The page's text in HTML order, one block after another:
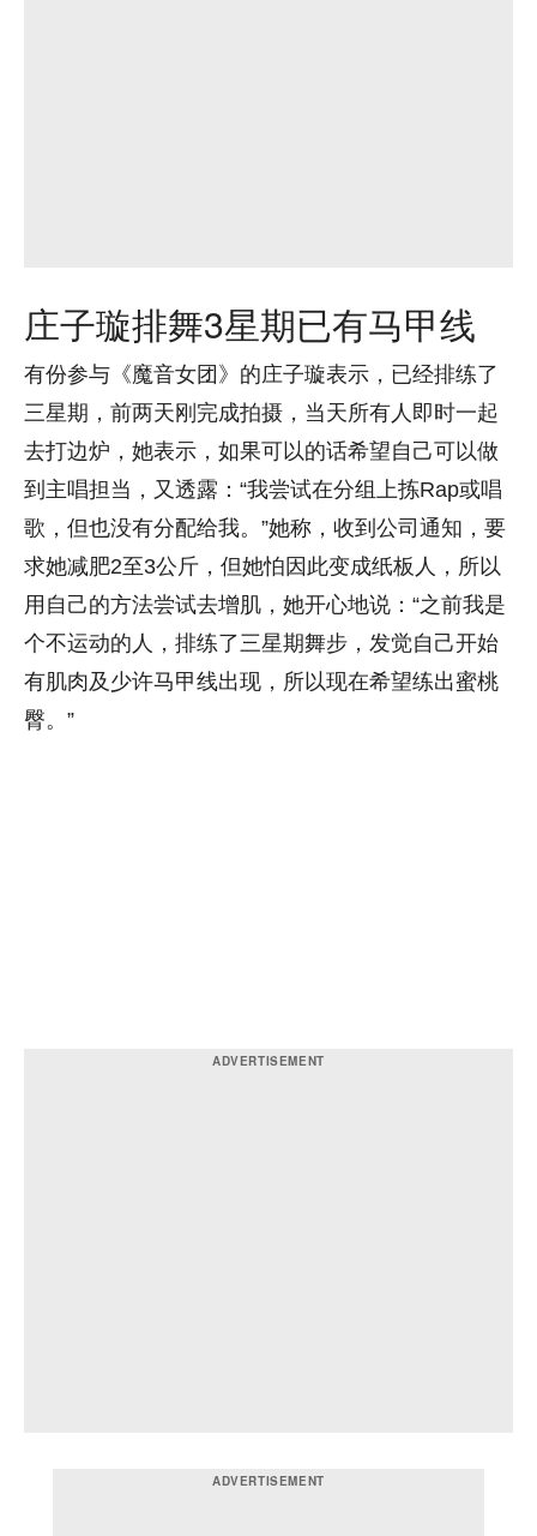
庄子璇排舞3星期已有马甲线
有份参与《魔音女团》的庄子璇表示，已经排练了
三星期，前两天刚完成拍摄，当天所有人即时一起
去打边炉，她表示，如果可以的话希望自己可以做
到主唱担当，又透露：“我尝试在分组上拣Rap或唱
歌，但也没有分配给我。”她称，收到公司通知，要
求她减肥2至3公斤，但她怕因此变成纸板人，所以
用自己的方法尝试去增肌，她开心地说：“之前我是
个不运动的人，排练了三星期舞步，发觉自己开始
有肌肉及少许马甲线出现，所以现在希望练出蜜桃
臀。”